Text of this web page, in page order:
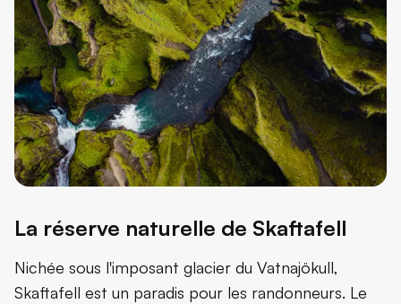
La réserve naturelle de Skaftafell
Nichée sous l'imposant glacier du Vatnajökull,
Skaftafell est un paradis pour les randonneurs. Le